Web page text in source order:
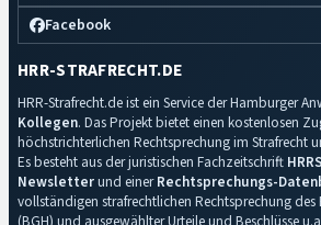
Facebook
HRR-STRAFRECHT.DE
HRR-Strafrecht.de ist ein Service der Hamburger
Kollegen. Das Projekt bietet einen kostenlosen
höchstrichterlichen Rechtsprechung im Strafrecht
Es besteht aus der juristischen Fachzeitschrift HRRS
Newsletterund einerRechtsprechungs-
vollständigen strafrechtlichen Rechtsprechung des